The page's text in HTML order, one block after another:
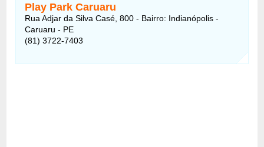
Play Park Caruaru
Rua Adjar da Silva Casé, 800 - Bairro: Indianópolis -
Caruaru - PE
(81) 3722-7403